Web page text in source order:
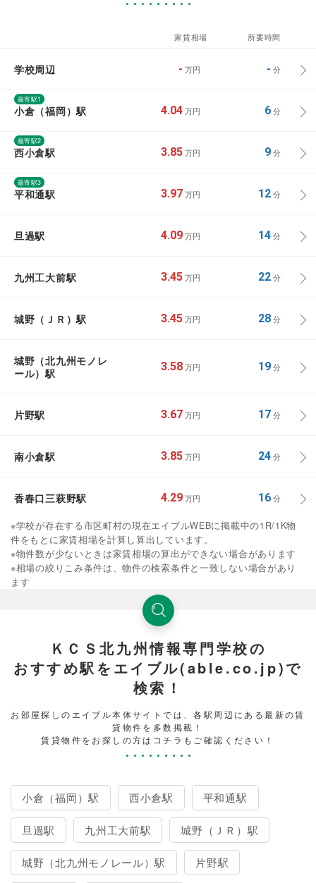
家賃相場 所要時間
学校周辺 - 万円 - 分
最寄駅1
小倉（福岡）駅 4.04 万円 6分
最寄駅2
西小倉駅 3.85 万円 9分
最寄駅3
平和通駅 3.97 万円 12分
旦過駅 4.09 万円 14分
九州工大前駅 3.45 万円 22分
城野（ＪＲ）駅 3.45 万円 28分
城野（北九州モノレ
ール）駅
3.58 万円 19分
片野駅 3.67 万円 17分
南小倉駅 3.85 万円 24分
香春口三萩野駅 4.29 万円 16分
※学校が存在する市区町村の現在エイブルWEBに掲載中の1R/1K物
件をもとに家賃相場を計算し算出しています。
※物件数が少ないときは家賃相場の算出ができない場合があります
※相場の絞りこみ条件は、物件の検索条件と一致しない場合があり
ます
ＫＣＳ北九州情報専門学校の
おすすめ駅をエイブル(able.co.jp)で
検索！
お部屋探しのエイブル本体サイトでは、各駅周辺にある最新の賃
貸物件を多数掲載！
賃貸物件をお探しの方はコチラもご確認ください！
小倉（福岡）駅 西小倉駅 平和通駅
旦過駅 九州工大前駅 城野（ＪＲ）駅
城野（北九州モノレール）駅 片野駅